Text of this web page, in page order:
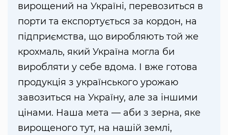
вирощений на Україні, перевозиться в
порти та експортується за кордон, на
підприємства, що виробляють той же
крохмаль, який Україна могла би
виробляти у себе вдома. І вже готова
продукція з українського урожаю
завозиться на Україну, але за іншими
цінами. Наша мета — аби з зерна, яке
вирощеного тут, на нашій землі,